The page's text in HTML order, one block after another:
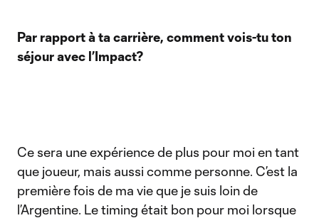
Par rapport à ta carrière, comment vois-tu ton
séjour avec l’Impact?
Ce sera une expérience de plus pour moi en tant
que joueur, mais aussi comme personne. C’est la
première fois de ma vie que je suis loin de
l’Argentine. Le timing était bon pour moi lorsque